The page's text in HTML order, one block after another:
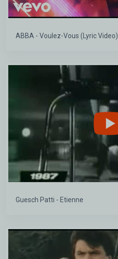
ABBA - Voulez-Vous (Lyric Video)
Guesch Patti - Etienne